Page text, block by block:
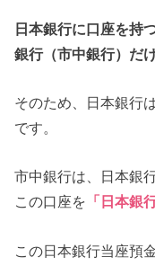
日本銀行に口座を持
銀行（市中銀行）だ
そのため、日本銀行
です。
市中銀行は、日本銀
この口座を 「日本銀
この日本銀行当座預